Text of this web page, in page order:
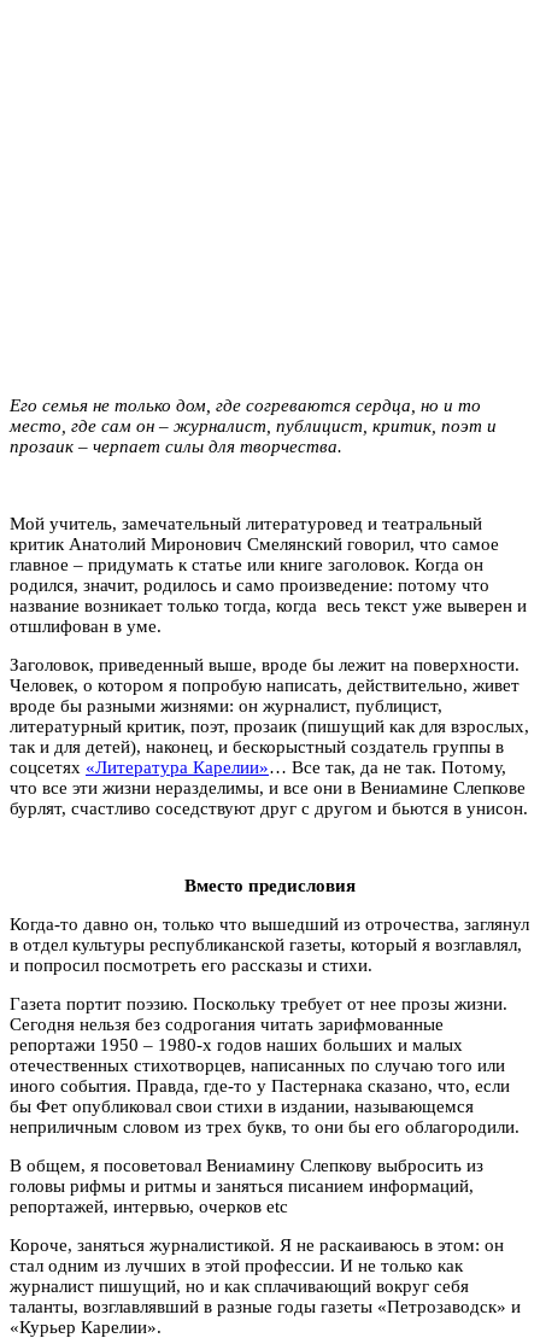
Его семья не только дом, где согреваются сердца, но и то
место, где сам он – журналист, публицист, критик, поэт и
прозаик – черпает силы для творчества.
Мой учитель, замечательный литературовед и театральный
критик Анатолий Миронович Смелянский говорил, что самое
главное – придумать к статье или книге заголовок. Когда он
родился, значит, родилось и само произведение: потому что
название возникает только тогда, когда весь текст уже выверен и
отшлифован в уме.
Заголовок, приведенный выше, вроде бы лежит на поверхности.
Человек, о котором я попробую написать, действительно, живет
вроде бы разными жизнями: он журналист, публицист,
литературный критик, поэт, прозаик (пишущий как для взрослых,
так и для детей), наконец, и бескорыстный создатель группы в
соцсетях «Литература Карелии»… Все так, да не так. Потому,
что все эти жизни неразделимы, и все они в Вениамине Слепкове
бурлят, счастливо соседствуют друг с другом и бьются в унисон.
Вместо предисловия
Когда-то давно он, только что вышедший из отрочества, заглянул
в отдел культуры республиканской газеты, который я возглавлял,
и попросил посмотреть его рассказы и стихи.
Газета портит поэзию. Поскольку требует от нее прозы жизни.
Сегодня нельзя без содрогания читать зарифмованные
репортажи 1950 – 1980-х годов наших больших и малых
отечественных стихотворцев, написанных по случаю того или
иного события. Правда, где-то у Пастернака сказано, что, если
бы Фет опубликовал свои стихи в издании, называющемся
неприличным словом из трех букв, то они бы его облагородили.
В общем, я посоветовал Вениамину Слепкову выбросить из
головы рифмы и ритмы и заняться писанием информаций,
репортажей, интервью, очерков etc
Короче, заняться журналистикой. Я не раскаиваюсь в этом: он
стал одним из лучших в этой профессии. И не только как
журналист пишущий, но и как сплачивающий вокруг себя
таланты, возглавлявший в разные годы газеты «Петрозаводск» и
«Курьер Карелии».